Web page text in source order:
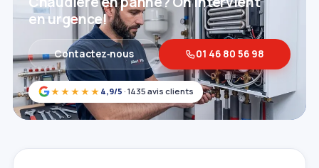
★★★★★ 4,9/5 · 1435 avis clients
en urgence!
Contactez‑nous 01 46 80 56 98